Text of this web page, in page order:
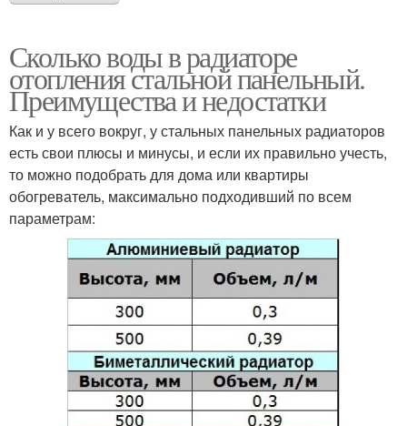
Сколько воды в радиаторе
отопления стальной панельный.
Преимущества и недостатки
Как и у всего вокруг, у стальных панельных радиаторов
есть свои плюсы и минусы, и если их правильно учесть,
то можно подобрать для дома или квартиры
обогреватель, максимально подходивший по всем
параметрам: